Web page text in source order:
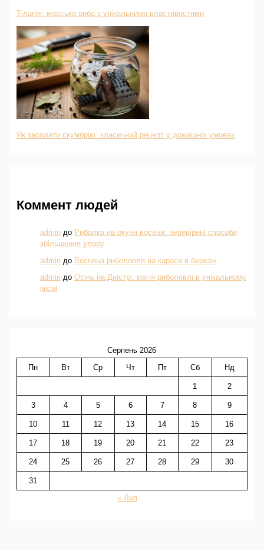
Тілапія: морська риба з унікальними властивостями
Як засолити скумбрію: класичний рецепт у домашніх умовах
Коммент людей
adminдо Рибалка на окуня восени: перевірені способи
збільшення улову
adminдо Весняна риболовля на карася в березні
adminдо Осінь на Дністрі: магія риболовлі в унікальному
місці
Серпень 2026
Пн
Вт Ср Чт Пт Сб Нд
1 2
3 4 5 6 7 8 9
10 11 12 13 14 15 16
17 18 19 20 21 22 23
24 25 26 27 28 29 30
31
« Лип